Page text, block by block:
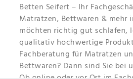
Betten Seifert – Ihr
Matratzen, Bettwaren & mehr
möchten richtig gut schlafen,
qualitativ hochwertige
Fachberatung für Matratzen
Bettwaren? Dann sind Sie bei